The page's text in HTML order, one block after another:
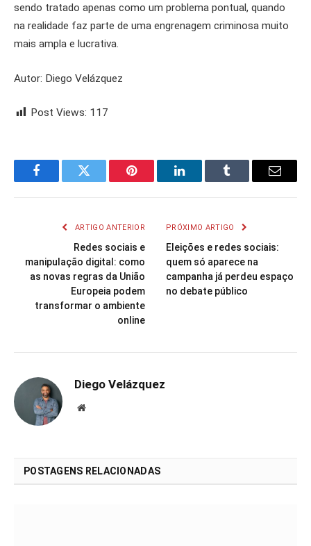
sendo tratado apenas como um problema pontual, quando
na realidade faz parte de uma engrenagem criminosa muito
mais ampla e lucrativa.
Autor: Diego Velázquez
Post Views: 117
FacebookTwitter Pinterest LinkedInTumblr Email
ARTIGO ANTERIOR
Redes sociais e
manipulação digital: como
as novas regras da União
Europeia podem
transformar o ambiente
online
PRÓXIMO ARTIGO
Eleições e redes sociais:
quem só aparece na
campanha já perdeu espaço
no debate público
Diego Velázquez
Website
POSTAGENS RELACIONADAS